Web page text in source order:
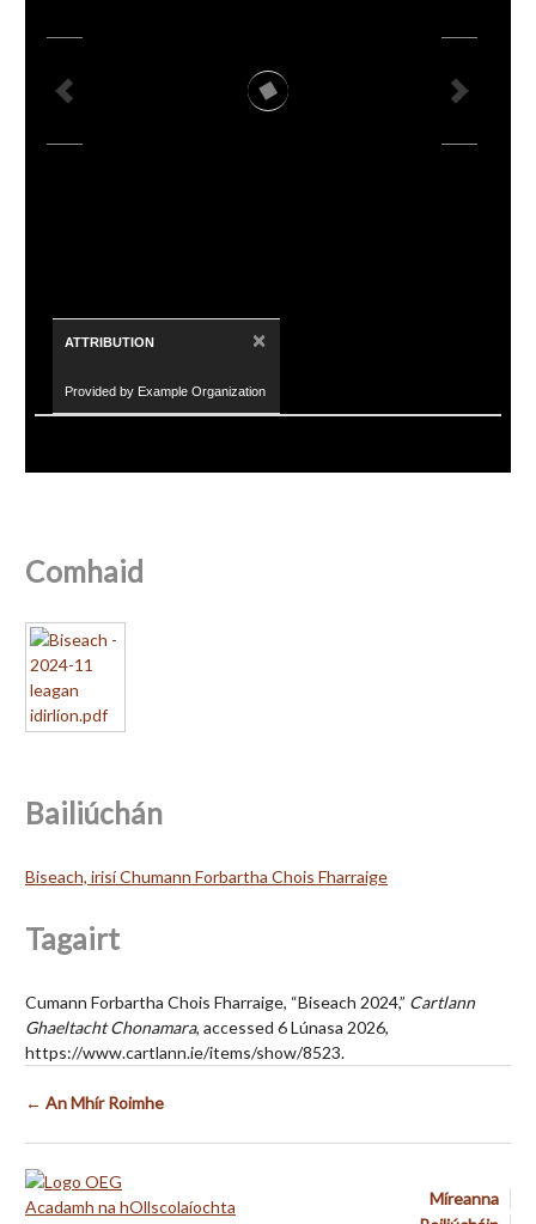
ATTRIBUTION ×
Provided by Example Organization
Comhaid
Bailiúchán
Biseach, irisí Chumann Forbartha Chois Fharraige
Tagairt
Cumann Forbartha Chois Fharraige, “Biseach 2024,” Cartlann
Ghaeltacht Chonamara, accessed 6 Lúnasa 2026,
https://www.cartlann.ie/items/show/8523.
← An Mhír Roimhe
Míreanna
Acadamh na hOllscolaíochta